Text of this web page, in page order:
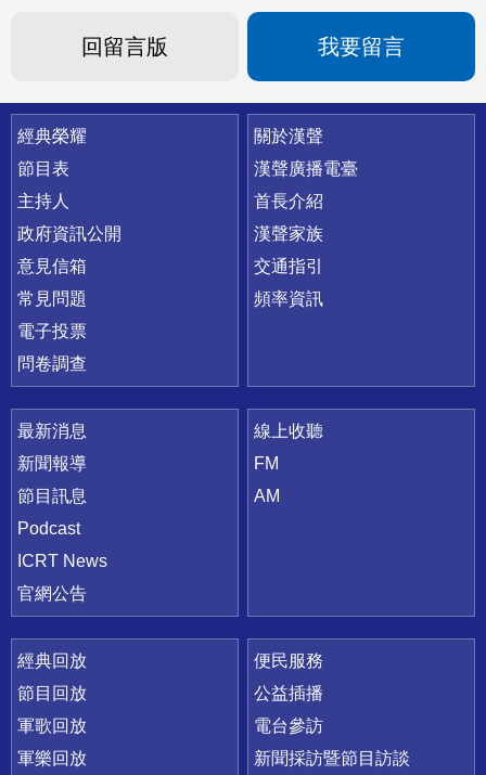
回留言版 我要留言
快速連結
經典榮耀
節目表
主持人
政府資訊公開
意見信箱
常見問題
電子投票
問卷調查
關於漢聲
漢聲廣播電臺
首長介紹
漢聲家族
交通指引
頻率資訊
最新消息
新聞報導
節目訊息
Podcast
ICRT News
官網公告
線上收聽
FM
AM
經典回放
節目回放
軍歌回放
軍樂回放
便民服務
公益插播
電台參訪
新聞採訪暨節目訪談